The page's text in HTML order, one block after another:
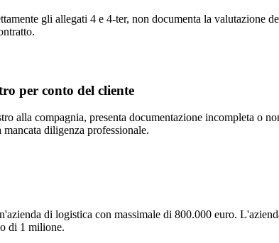
gli allegati 4 e 4-ter, non documenta la valutazione
per conto del cliente
alla compagnia, presenta documentazione incompleta o
diligenza professionale.
di logistica con massimale di 800.000 euro.
di 1 milione.